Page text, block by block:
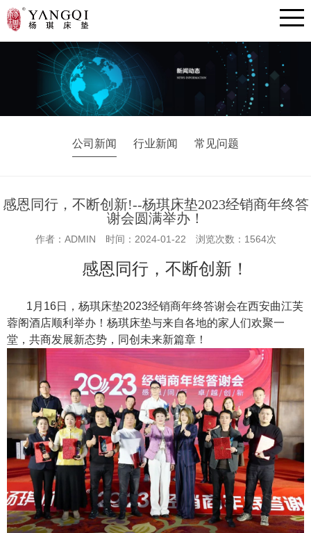
公司新闻 行业新闻 常见问题
感恩同行，不断创新!--杨琪床垫2023经销商年终答
谢会圆满举办！
作者：ADMIN 时间：2024-01-22 浏览次数：1564次
感恩同行，不断创新！
1月16日，杨琪床垫2023经销商年终答谢会在西安曲江芙
蓉阁酒店顺利举办！杨琪床垫与来自各地的家人们欢聚一
堂，共商发展新态势，同创未来新篇章！